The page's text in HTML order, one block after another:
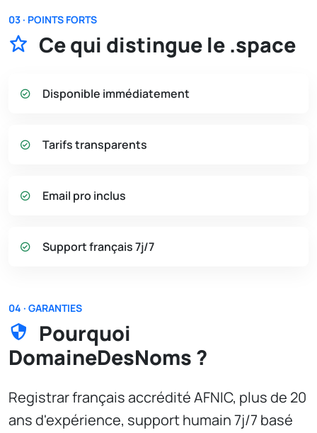
03 · POINTS FORTS
Ce qui distingue le .space
Disponible immédiatement
Tarifs transparents
Email pro inclus
Support français 7j/7
04 · GARANTIES
Pourquoi
DomaineDesNoms ?
Registrar français accrédité AFNIC, plus de 20
ans d'expérience, support humain 7j/7 basé